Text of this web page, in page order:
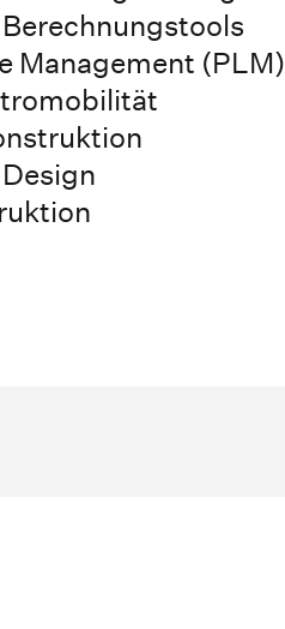
Berechnungstools
Management (PLM)